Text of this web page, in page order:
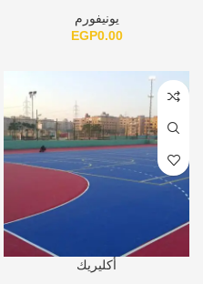
يونيفورم
EGP0.00
أكليريك